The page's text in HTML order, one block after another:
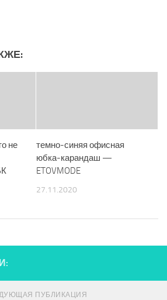
не
темно-синяя офисная
юбка-карандаш —
ETOVMODE
27.11.2020
ПУБЛИКАЦИЯ